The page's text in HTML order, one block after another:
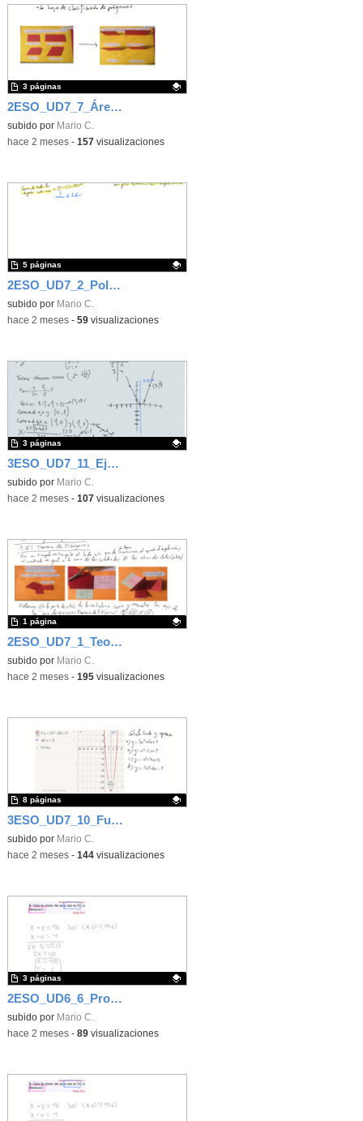
2ESO_UD7_7_Áreas de paralelogramos
Contenido educativo.
subido por Mario C.
3 páginas
-hace 2 meses- 157visualizaciones
2ESO_UD7_2_Polígonos
Contenido educativo.
subido por Mario C.
5 páginas
-hace 2 meses- 59visualizaciones
3ESO_UD7_11_Ejercicios de Función cuadrática
Contenido educativo.
subido por Mario C.
3 páginas
-hace 2 meses- 107visualizaciones
2ESO_UD7_1_Teorema de Pitágoras
Contenido educativo.
subido por Mario C.
1 página
-hace 2 meses- 195visualizaciones
3ESO_UD7_10_Función cuadrática
Contenido educativo.
subido por Mario C.
8 páginas
-hace 2 meses- 144visualizaciones
2ESO_UD6_6_Problemas de sistemas
Contenido educativo.
subido por Mario C.
3 páginas
-hace 2 meses- 89visualizaciones